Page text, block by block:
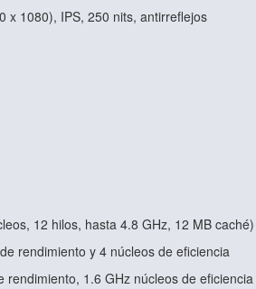
x 1080), IPS, 250 nits, antirreflejos
12 hilos, hasta 4.8 GHz, 12 MB caché)
rendimiento y 4 núcleos de eficiencia
rendimiento, 1.6 GHz núcleos de eficiencia